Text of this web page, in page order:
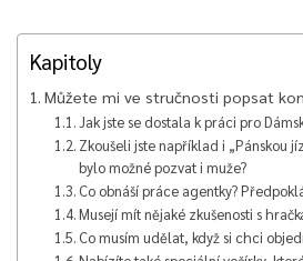
Kapitoly
Můžete mi ve stručnosti popsat
Jak jste se dostala k práci pro
Zkoušeli jste například i „Pánskou
bylo možné pozvat i muže?
Co obnáší práce agentky?
Musejí mít nějaké zkušenosti s
Co musím udělat, když si chci